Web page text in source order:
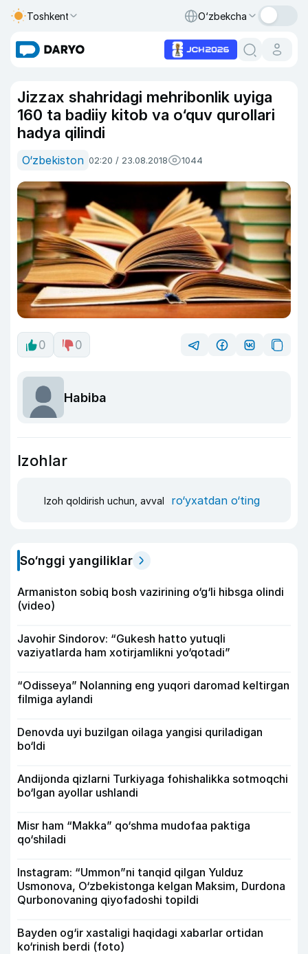
Toshkent O‘zbekcha
Jizzax shahridagi mehribonlik uyiga
160 ta badiiy kitob va o‘quv qurollari
hadya qilindi
O‘zbekiston 02:20 / 23.08.2018 1044
0 0
Habiba
Izohlar
Izoh qoldirish uchun, avval ro‘yxatdan o‘ting
So‘nggi yangiliklar
Armaniston sobiq bosh vazirining o‘g‘li hibsga olindi
(video)
Javohir Sindorov: “Gukesh hatto yutuqli
vaziyatlarda ham xotirjamlikni yo‘qotadi”
“Odisseya” Nolanning eng yuqori daromad keltirgan
filmiga aylandi
Denovda uyi buzilgan oilaga yangisi quriladigan
bo‘ldi
Andijonda qizlarni Turkiyaga fohishalikka sotmoqchi
bo‘lgan ayollar ushlandi
Misr ham “Makka” qo‘shma mudofaa paktiga
qo‘shiladi
Instagram: “Ummon”ni tanqid qilgan Yulduz
Usmonova, O‘zbekistonga kelgan Maksim, Durdona
Qurbonovaning qiyofadoshi topildi
Bayden og‘ir xastaligi haqidagi xabarlar ortidan
ko‘rinish berdi (foto)